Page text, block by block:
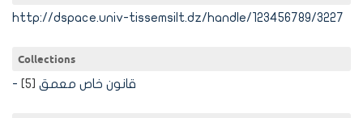
http://dspace.univ-tissemsilt.dz/handle/123456789/3227
Collections
- قانون خاص معمق [5]